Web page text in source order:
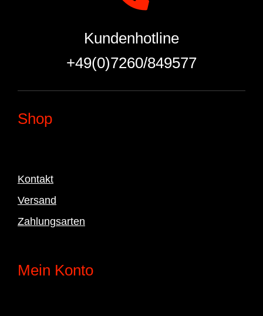
Kundenhotline
+49(0)7260/849577
Shop
Kontakt
Versand
Zahlungsarten
Mein Konto